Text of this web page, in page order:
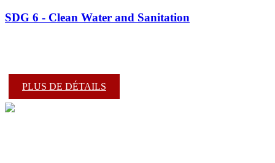
SDG 6 - Clean Water and Sanitation
PLUS DE DÉTAILS